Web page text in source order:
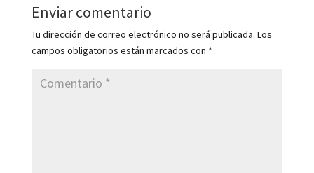
Enviar comentario
Tu dirección de correo electrónico no será publicada. Los
campos obligatorios están marcados con *